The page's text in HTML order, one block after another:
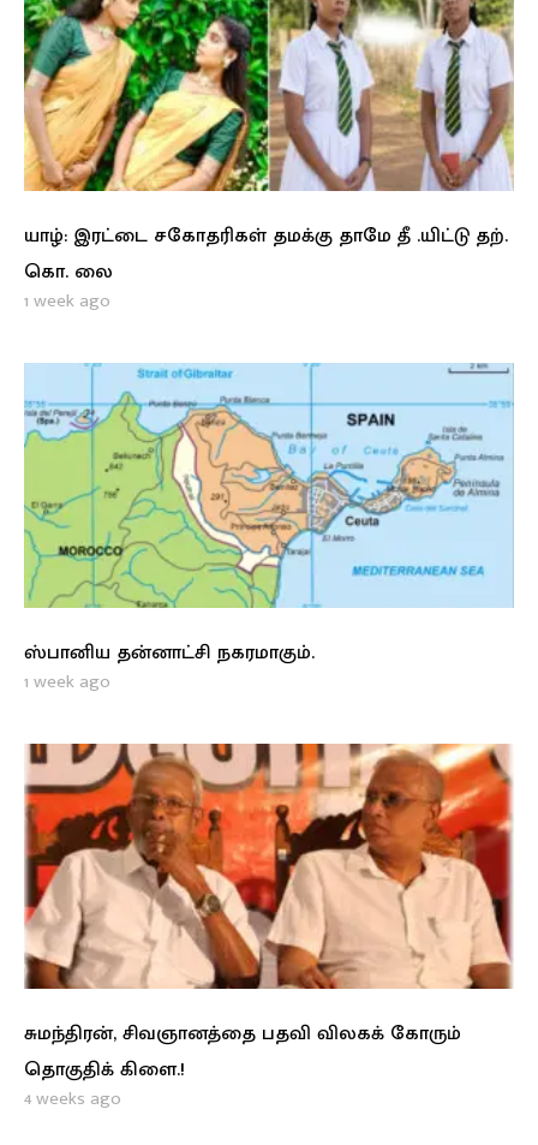
யாழ்: இரட்டை சகோதரிகள் தமக்கு தாமே தீ .யிட்டு தற்.
கொ. லை
1 week ago
ஸ்பானிய தன்னாட்சி நகரமாகும்.
1 week ago
சுமந்திரன், சிவஞானத்தை பதவி விலகக் கோரும்
தொகுதிக் கிளை.!
4 weeks ago